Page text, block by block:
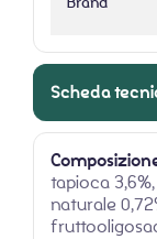
Scheda
tapioca
naturale